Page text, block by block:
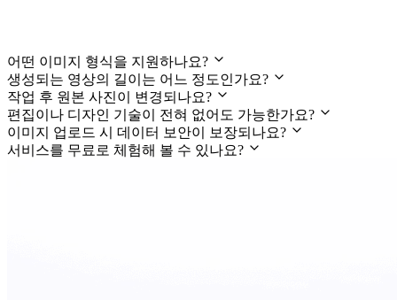
어떤 이미지 형식을 지원하나요?
생성되는 영상의 길이는 어느 정도인가요?
작업 후 원본 사진이 변경되나요?
편집이나 디자인 기술이 전혀 없어도 가능한가요?
이미지 업로드 시 데이터 보안이 보장되나요?
서비스를 무료로 체험해 볼 수 있나요?